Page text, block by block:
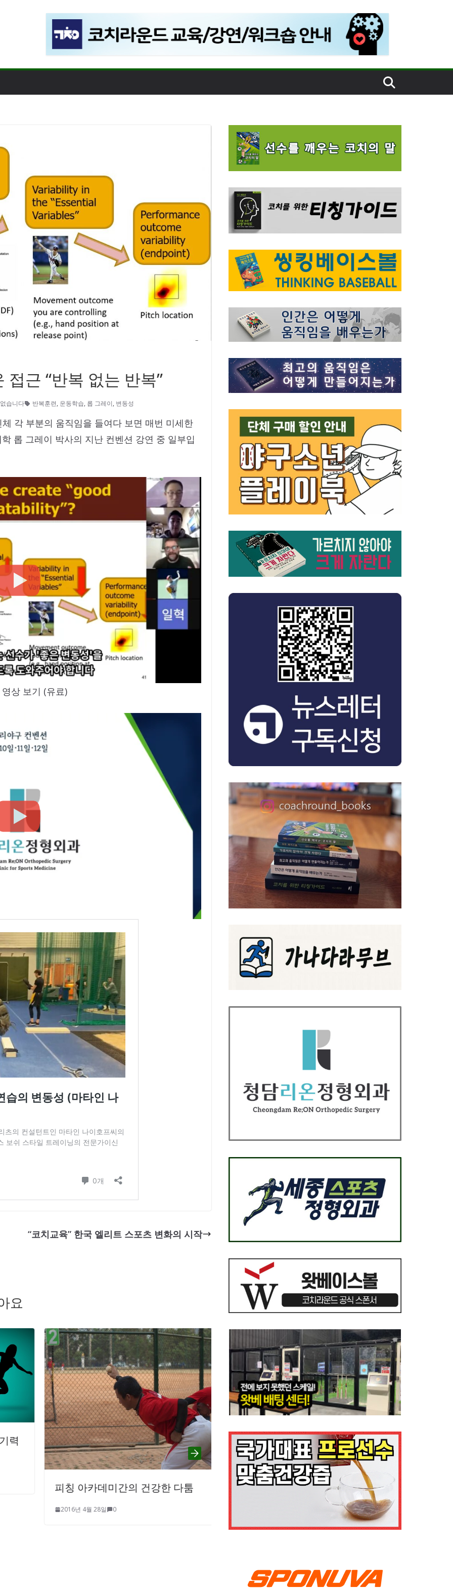
근 “반복 없는 반복”
습니다 반복훈련, 운동학습, 롭 그레이, 변동성
각 부분의 움직임을 들여다 보면 매번 미세한
롭 그레이 박사의 지난 컨벤션 강연 중 일부입
상 보기 (유료)
“코치교육” 한국 엘리트 스포츠 변화의 시작
요
피칭 아카데미간의 건강한 다툼
2016년 4월 28일 0
일본 야구는 정말 감독이 하는 것일
까?